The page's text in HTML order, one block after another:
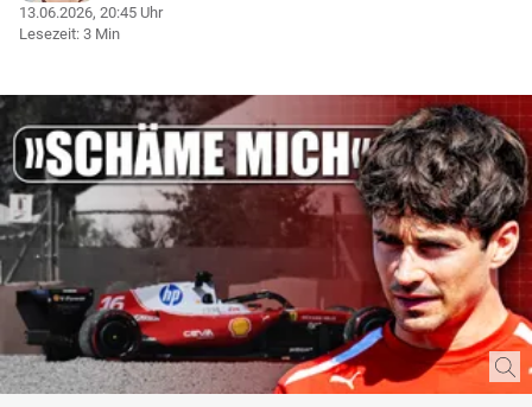
13.06.2026, 20:45 Uhr
Lesezeit: 3 Min